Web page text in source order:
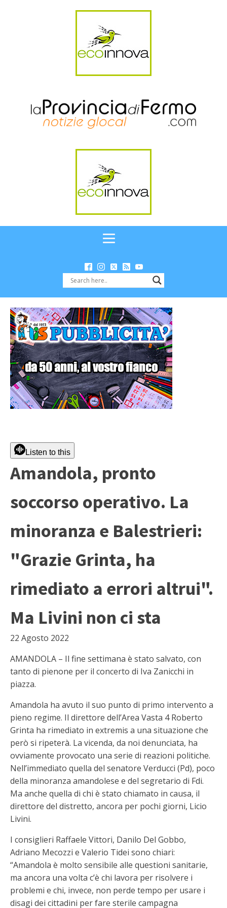
Listen to this
Amandola, pronto
soccorso operativo. La
minoranza e Balestrieri:
"Grazie Grinta, ha
rimediato a errori altrui".
Ma Livini non ci sta
22 Agosto 2022
AMANDOLA – Il fine settimana è stato salvato, con
tanto di pienone per il concerto di Iva Zanicchi in
piazza.
Amandola ha avuto il suo punto di primo intervento a
pieno regime. Il direttore dell’Area Vasta 4 Roberto
Grinta ha rimediato in extremis a una situazione che
però si ripeterà. La vicenda, da noi denunciata, ha
ovviamente provocato una serie di reazioni politiche.
Nell’immediato quella del senatore Verducci (Pd), poco
della minoranza amandolese e del segretario di Fdi.
Ma anche quella di chi è stato chiamato in causa, il
direttore del distretto, ancora per pochi giorni, Licio
Livini.
I consiglieri Raffaele Vittori, Danilo Del Gobbo,
Adriano Mecozzi e Valerio Tidei sono chiari:
“Amandola è molto sensibile alle questioni sanitarie,
ma ancora una volta c’è chi lavora per risolvere i
problemi e chi, invece, non perde tempo per usare i
disagi dei cittadini per fare sterile campagna